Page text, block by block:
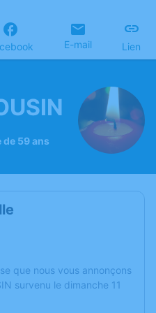
E-mail Lien
de 59 ans
que nous vous annonçons
survenu le dimanche 11